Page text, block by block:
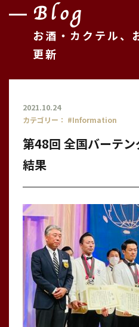
Blog
お酒・カクテル、
更新
2021.10.24
カテゴリー： #Information
第48回 全国バーテ
結果